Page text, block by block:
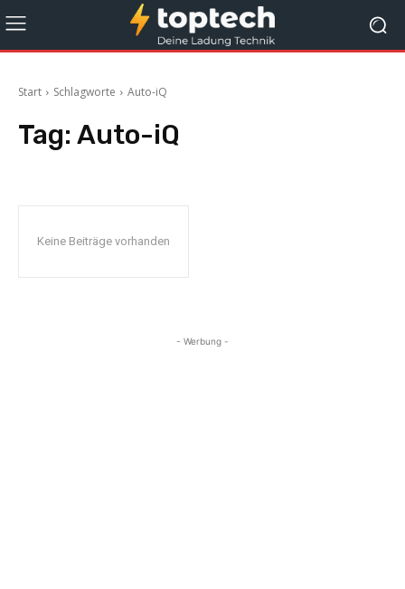
Start Schlagworte Auto-iQ
Tag: Auto-iQ
Keine Beiträge vorhanden
- Werbung -